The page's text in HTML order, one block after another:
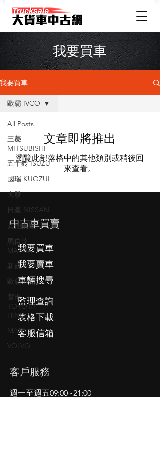
我要買車
我要買車
All Posts
三菱
MITSUBISHI
五十鈴 ISUZU
國瑞 KUOZUI
大發
日產 NISSAN
其他車廠
馬自達
MAZDA
新凱 SCANI
歐霸 IVCO
豐田
TOYOTA
HIND
MAN
VOLVO
歐霸 IVCO
文章即將推出
瀏覽此部落格中的其他類別或稍後回
來查看。
​中古車買賣
- 我要買車
- 我要賣車
- 車輛搜尋
- 監理查詢
- 表格下載
- 客服信箱
客戶服務
週一至週五09:00~21:00